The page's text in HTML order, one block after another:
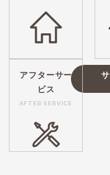
アフターサー
ビス
AFTER SERVICE